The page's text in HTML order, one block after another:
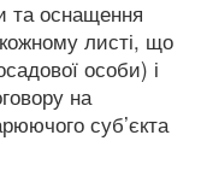
та оснащення
листі, що
особи) і
на
суб’єкта